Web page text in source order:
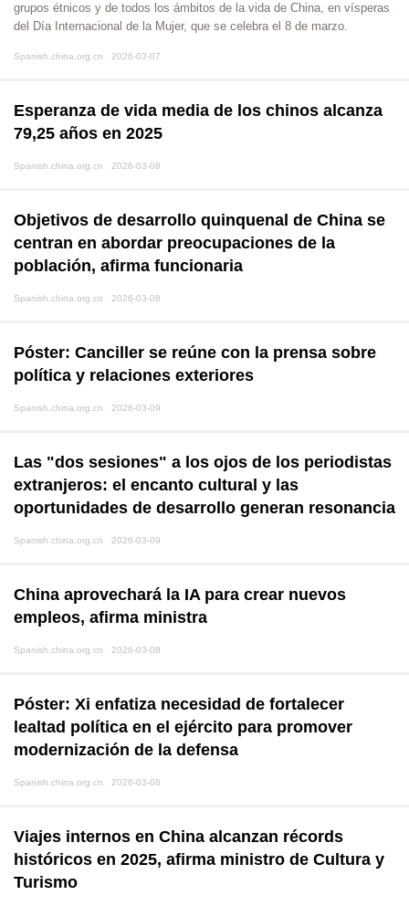
grupos étnicos y de todos los ámbitos de la vida de China, en vísperas
del Día Internacional de la Mujer, que se celebra el 8 de marzo.
Spanish.china.org.cn 2026-03-07
Esperanza de vida media de los chinos alcanza
79,25 años en 2025
Spanish.china.org.cn 2026-03-08
Objetivos de desarrollo quinquenal de China se
centran en abordar preocupaciones de la
población, afirma funcionaria
Spanish.china.org.cn 2026-03-08
Póster: Canciller se reúne con la prensa sobre
política y relaciones exteriores
Spanish.china.org.cn 2026-03-09
Las "dos sesiones" a los ojos de los periodistas
extranjeros: el encanto cultural y las
oportunidades de desarrollo generan resonancia
Spanish.china.org.cn 2026-03-09
China aprovechará la IA para crear nuevos
empleos, afirma ministra
Spanish.china.org.cn 2026-03-08
Póster: Xi enfatiza necesidad de fortalecer
lealtad política en el ejército para promover
modernización de la defensa
Spanish.china.org.cn 2026-03-08
Viajes internos en China alcanzan récords
históricos en 2025, afirma ministro de Cultura y
Turismo